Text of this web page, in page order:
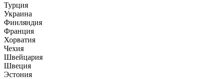
Турция
Украина
Финляндия
Франция
Хорватия
Чехия
Швейцария
Швеция
Эстония